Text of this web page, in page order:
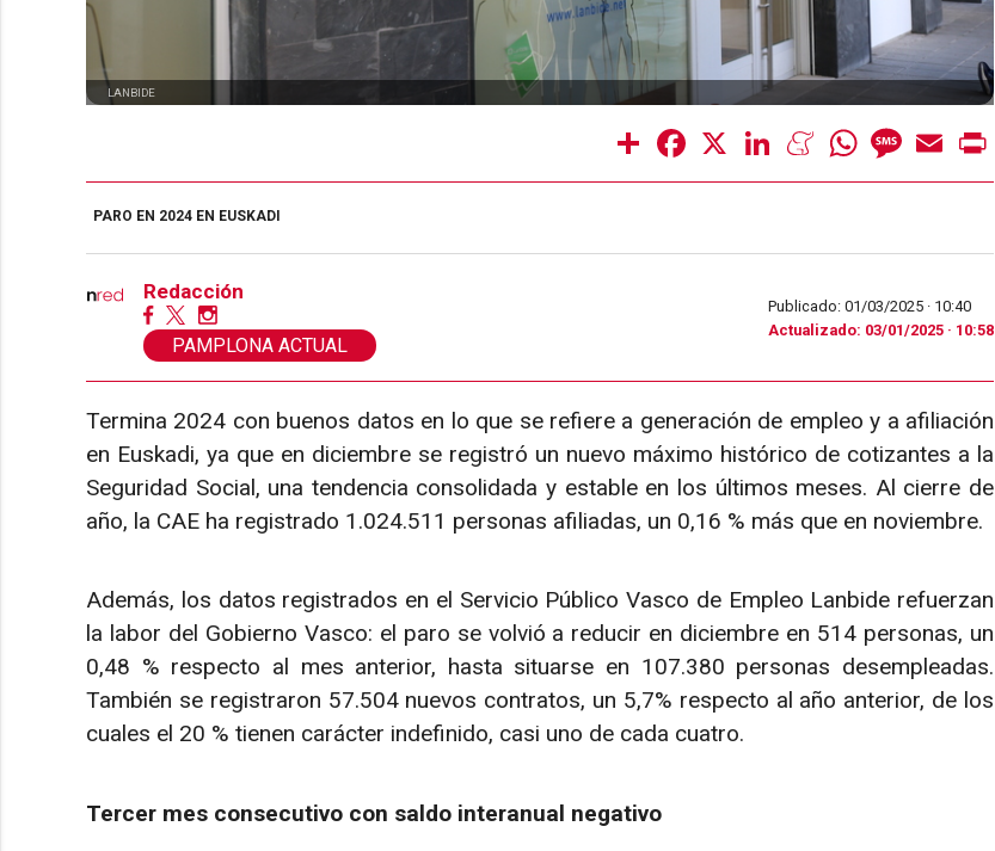
LANBIDE
Share Facebook LinkedInMeneameWhatsAppMessage
Email
PARO EN 2024 EN EUSKADI
Redacción
PAMPLONA ACTUAL
Publicado: 01/03/2025 · 10:40
Actualizado: 03/01/2025 · 10:58
Termina 2024 con buenos datos en lo que se refiere a generación de empleo y a afiliación
en Euskadi, ya que en diciembre se registró un nuevo máximo histórico de cotizantes a la
Seguridad Social, una tendencia consolidada y estable en los últimos meses. Al cierre de
año, la CAE ha registrado 1.024.511 personas afiliadas, un 0,16 % más que en noviembre.
Además, los datos registrados en el Servicio Público Vasco de Empleo Lanbide refuerzan
la labor del Gobierno Vasco: el paro se volvió a reducir en diciembre en 514 personas, un
0,48 % respecto al mes anterior, hasta situarse en 107.380 personas desempleadas.
También se registraron 57.504 nuevos contratos, un 5,7% respecto al año anterior, de los
cuales el 20 % tienen carácter indefinido, casi uno de cada cuatro.
Tercer mes consecutivo con saldo interanual negativo